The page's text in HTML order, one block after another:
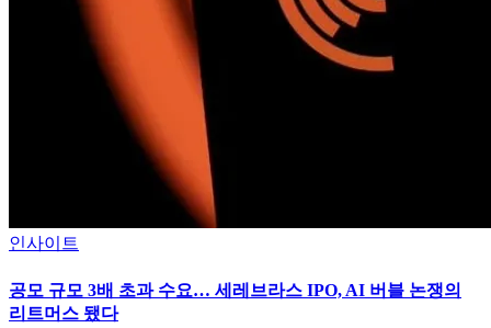
인사이트
공모 규모 3배 초과 수요… 세레브라스 IPO, AI 버블 논쟁의
리트머스 됐다